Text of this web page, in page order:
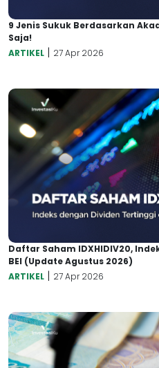
9 Jenis Sukuk Berdasarkan
Saja!
ARTIKEL | 27 Apr 2026
Daftar Saham IDXHIDIV20,
BEI (Update Agustus 2026)
ARTIKEL | 27 Apr 2026